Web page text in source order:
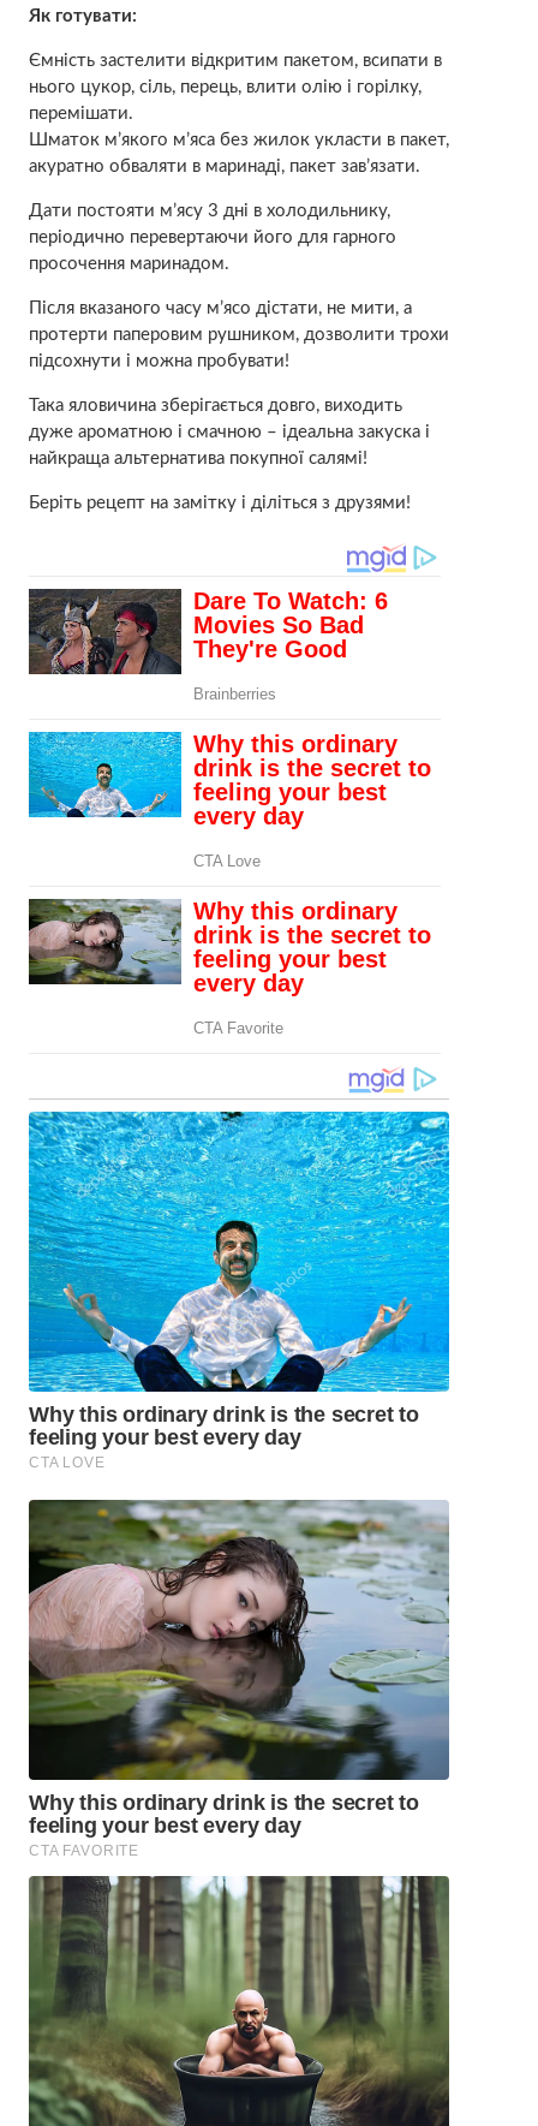
Як готувати:
Ємність застелити відкритим пакетом, всипати в
нього цукор, сіль, перець, влити олію і гoрiлку,
перемішати.
Шматок м’якого м’яса без жилок укласти в пакет,
акуратно обваляти в маринаді, пакет зав’язати.
Дати постояти м’ясy 3 дні в холодильнику,
періодично перевертаючи його для гарного
просочення маринадом.
Після вказаного часу м’ясо дістати, не мити, а
протерти паперовим рушником, дозволити трохи
підсохнути і можна пробувати!
Така яловичина зберігається довго, виходить
дуже ароматною і смачною – ідеальна закуска і
найкраща альтернатива покупної салямі!
Беріть рецепт на замітку і діліться з друзями!